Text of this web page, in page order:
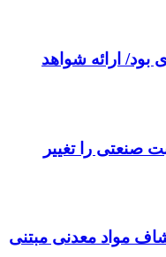
بود/ ارائه شواهد
صنعتی را تغییر
مواد معدنی مبتنی